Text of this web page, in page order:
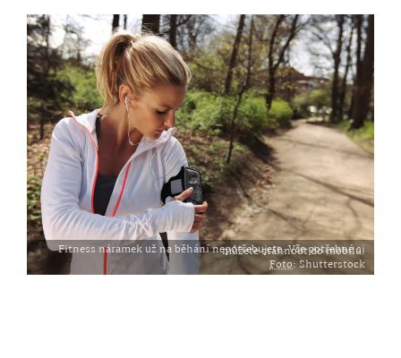
Fitness náramek už na běhání nepotřebujete. Vše potřebné si můžete stáhnout do mobilu.
Foto: Shutterstock